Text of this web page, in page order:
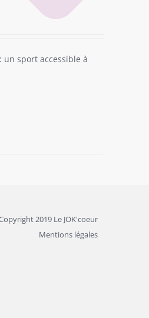
sport accessible à
2019 Le JOK'coeur
Mentions légales